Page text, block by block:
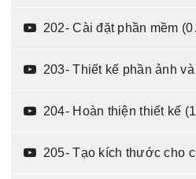
202- Cài đặt phần mềm (06:06)
203- Thiết kế phần ảnh và nền (14:19)
204- Hoàn thiện thiết kế (15:10)
205- Tạo kích thước cho các banner GDN (02:45)